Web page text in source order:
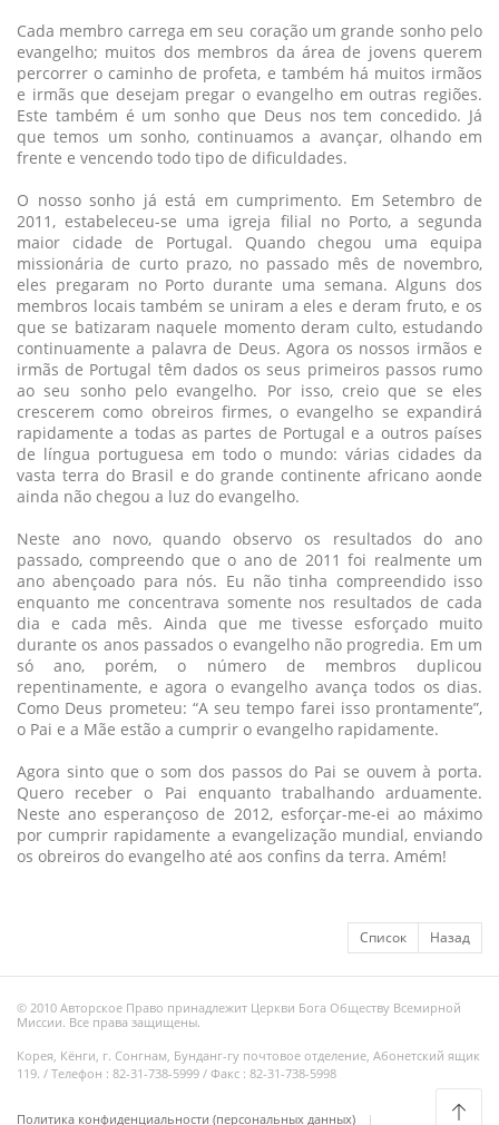
Cada membro carrega em seu coração um grande sonho pelo
evangelho; muitos dos membros da área de jovens querem
percorrer o caminho de profeta, e também há muitos irmãos
e irmãs que desejam pregar o evangelho em outras regiões.
Este também é um sonho que Deus nos tem concedido. Já
que temos um sonho, continuamos a avançar, olhando em
frente e vencendo todo tipo de dificuldades.
O nosso sonho já está em cumprimento. Em Setembro de
2011, estabeleceu-se uma igreja filial no Porto, a segunda
maior cidade de Portugal. Quando chegou uma equipa
missionária de curto prazo, no passado mês de novembro,
eles pregaram no Porto durante uma semana. Alguns dos
membros locais também se uniram a eles e deram fruto, e os
que se batizaram naquele momento deram culto, estudando
continuamente a palavra de Deus. Agora os nossos irmãos e
irmãs de Portugal têm dados os seus primeiros passos rumo
ao seu sonho pelo evangelho. Por isso, creio que se eles
crescerem como obreiros firmes, o evangelho se expandirá
rapidamente a todas as partes de Portugal e a outros países
de língua portuguesa em todo o mundo: várias cidades da
vasta terra do Brasil e do grande continente africano aonde
ainda não chegou a luz do evangelho.
Neste ano novo, quando observo os resultados do ano
passado, compreendo que o ano de 2011 foi realmente um
ano abençoado para nós. Eu não tinha compreendido isso
enquanto me concentrava somente nos resultados de cada
dia e cada mês. Ainda que me tivesse esforçado muito
durante os anos passados o evangelho não progredia. Em um
só ano, porém, o número de membros duplicou
repentinamente, e agora o evangelho avança todos os dias.
Como Deus prometeu: “A seu tempo farei isso prontamente”,
o Pai e a Mãe estão a cumprir o evangelho rapidamente.
Agora sinto que o som dos passos do Pai se ouvem à porta.
Quero receber o Pai enquanto trabalhando arduamente.
Neste ano esperançoso de 2012, esforçar-me-ei ao máximo
por cumprir rapidamente a evangelização mundial, enviando
os obreiros do evangelho até aos confins da terra. Amém!
Список Назад
© 2010 Авторское Право принадлежит Церкви Бога Обществу Всемирной
Миссии. Все права защищены.
Корея, Кёнги, г. Сонгнам, Бунданг-гу почтовое отделение, Абонетский ящик
119. / Телефон : 82-31-738-5999 / Факс : 82-31-738-5998
Политика конфиденциальности (персональных данных)